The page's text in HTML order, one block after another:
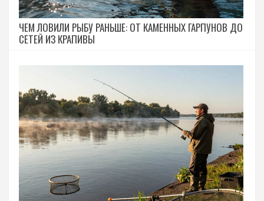
ЧЕМ ЛОВИЛИ РЫБУ РАНЬШЕ: ОТ КАМЕННЫХ ГАРПУНОВ ДО
СЕТЕЙ ИЗ КРАПИВЫ